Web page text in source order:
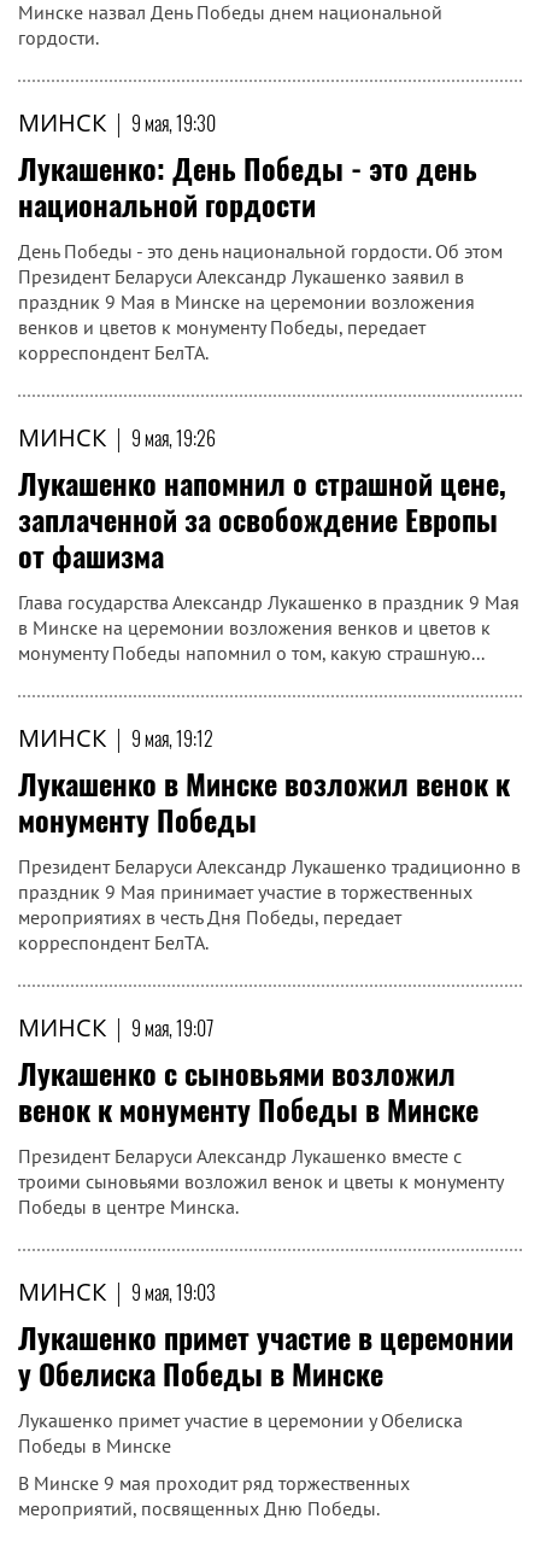
Минске назвал День Победы днем национальной
гордости.
МИНСК | 9 мая, 19:30
Лукашенко: День Победы - это день
национальной гордости
День Победы - это день национальной гордости. Об этом
Президент Беларуси Александр Лукашенко заявил в
праздник 9 Мая в Минске на церемонии возложения
венков и цветов к монументу Победы, передает
корреспондент БелТА.
МИНСК | 9 мая, 19:26
Лукашенко напомнил о страшной цене,
заплаченной за освобождение Европы
от фашизма
Глава государства Александр Лукашенко в праздник 9 Мая
в Минске на церемонии возложения венков и цветов к
монументу Победы напомнил о том, какую страшную...
МИНСК | 9 мая, 19:12
Лукашенко в Минске возложил венок к
монументу Победы
Президент Беларуси Александр Лукашенко традиционно в
праздник 9 Мая принимает участие в торжественных
мероприятиях в честь Дня Победы, передает
корреспондент БелТА.
МИНСК | 9 мая, 19:07
Лукашенко с сыновьями возложил
венок к монументу Победы в Минске
Президент Беларуси Александр Лукашенко вместе с
троими сыновьями возложил венок и цветы к монументу
Победы в центре Минска.
МИНСК | 9 мая, 19:03
Лукашенко примет участие в церемонии
у Обелиска Победы в Минске
Лукашенко примет участие в церемонии у Обелиска
Победы в Минске
В Минске 9 мая проходит ряд торжественных
мероприятий, посвященных Дню Победы.